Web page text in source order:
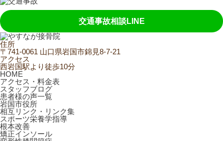
交通事故相談LINE
住所
〒741-0061 山口県岩国市錦見8-7-21
アクセス
西岩国駅より徒歩10分
HOME
アクセス・料金表
スタッフブログ
患者様の声一覧
岩国市役所
相互リンク・リンク集
スポーツ栄養学指導
根本改善
矯正インソール